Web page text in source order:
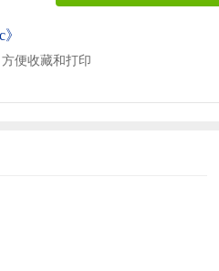
便收藏和打印